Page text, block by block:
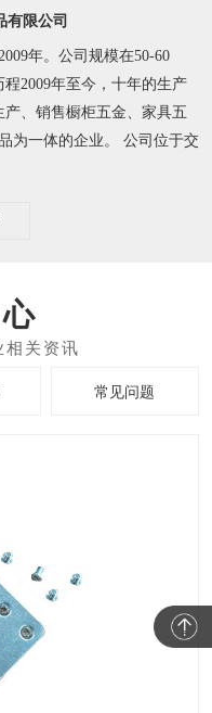
有限公司
年。公司规模在50-60
2009年至今，十年的生产
、销售橱柜五金、家具五
为一体的企业。 公司位于交
常见问题